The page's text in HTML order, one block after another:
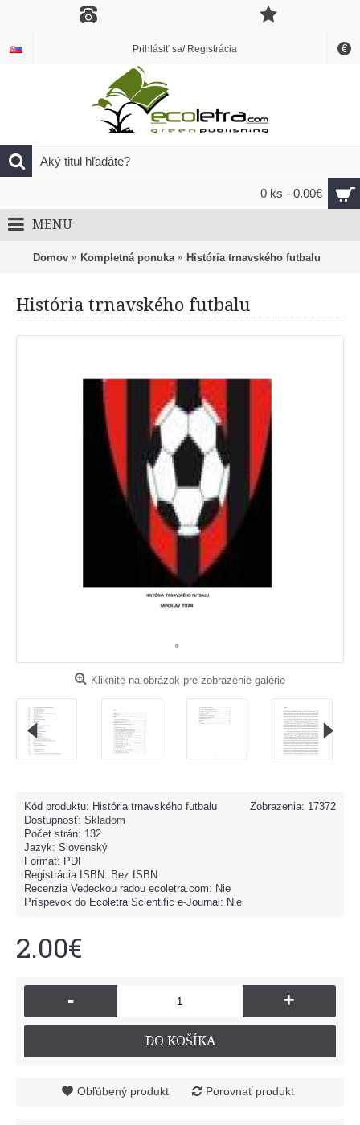
€
Prihlásiť sa/ Registrácia
0 ks - 0.00€
MENU
Domov Kompletná ponuka História trnavského futbalu
História trnavského futbalu
Kliknite na obrázok pre zobrazenie galérie
Zobrazenia: 17372
Kód produktu: História trnavského futbalu
Dostupnosť: Skladom
Počet strán: 132
Jazyk: Slovenský
Formát: PDF
Registrácia ISBN: Bez ISBN
Recenzia Vedeckou radou ecoletra.com: Nie
Príspevok do Ecoletra Scientific e-Journal: Nie
2.00€
- +
DO KOŠÍKA
Obľúbený produkt Porovnať produkt